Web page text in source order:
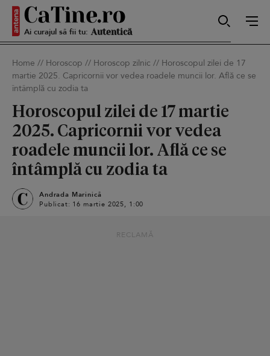
Ai curajul să fii tu: Sexy
Sensibilă
Home // Horoscop // Horoscop zilnic // Horoscopul zilei de 17
martie 2025. Capricornii vor vedea roadele muncii lor. Află ce se
întâmplă cu zodia ta
Horoscopul zilei de 17 martie
2025. Capricornii vor vedea
roadele muncii lor. Află ce se
întâmplă cu zodia ta
Andrada Marinică
Publicat: 16 martie 2025, 1:00
RECLAMĂ